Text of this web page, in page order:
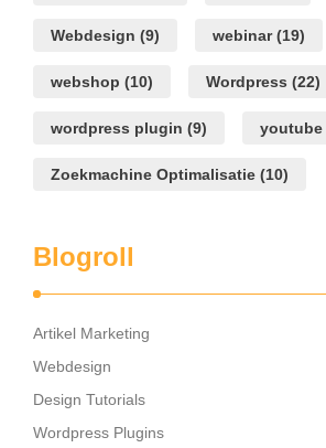
Webdesign (9) webinar(19)
webshop (10) Wordpress (22)
wordpress plugin (9) youtube
Zoekmachine Optimalisatie (10)
Blogroll
Artikel Marketing
Webdesign
Design Tutorials
Wordpress Plugins